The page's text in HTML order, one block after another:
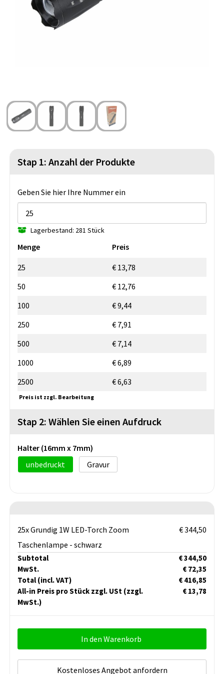
Strandtaschen
Kulturbeutel
Blazer
Lampen und Werkzeug
Sicherheit, Auto und Fahrrad
Weihnachten
St. Nikolaus
Stap 1: Anzahl der Produkte
Geben Sie hier Ihre Nummer ein
Lagerbestand: 281 Stück
Menge Preis
25
€ 13,78
50
€ 12,76
100
€ 9,44
250
€ 7,91
500
€ 7,14
1000
€ 6,89
2500
€ 6,63
Preis ist zzgl. Bearbeitung
Stap 2: Wählen Sie einen Aufdruck
Halter (16mm x 7mm)
unbedruckt
Gravur
25x Grundig 1W LED-Torch Zoom
Taschenlampe - schwarz
€ 344,50
Subtotal
€ 344,50
MwSt.
€ 72,35
Total (incl. VAT)
€ 416,85
All-in Preis pro Stück zzgl. USt (zzgl.
MwSt.)
€ 13,78
In den Warenkorb
Kostenloses Angebot anfordern